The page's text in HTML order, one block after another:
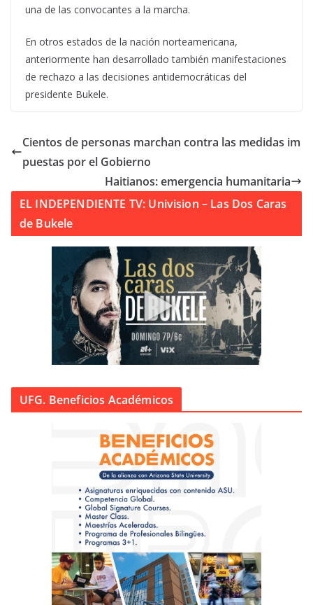
una de las convocantes a la marcha.
En otros estados de la nación norteamericana,
anteriormente han desarrollado también manifestaciones
de rechazo a las decisiones antidemocráticas del
presidente Bukele.
Cientos de personas marchan contra las medidas im
puestas por el Gobierno
Haitianos: emergencia humanitaria
EL INDEPENDIENTE TV: Univision – Las Dos Caras
de Bukele
UFG. Beneficios Académicos